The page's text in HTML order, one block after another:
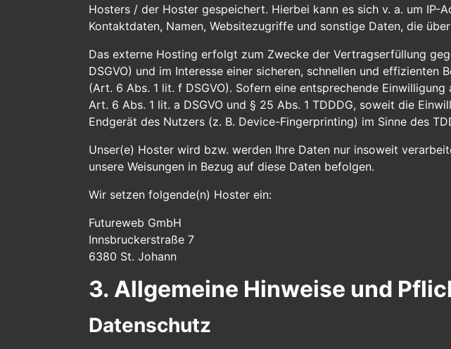
Hosters / der Hoster gespeichert. Hierbei kann es sich v. a. um IP-
Kontaktdaten, Namen, Websitezugriffe und sonstige Daten, die
Das externe Hosting erfolgt zum Zwecke der Vertragserfüllung
DSGVO) und im Interesse einer sicheren, schnellen und
(Art. 6 Abs. 1 lit. f DSGVO). Sofern eine entsprechende
Art. 6 Abs. 1 lit. a DSGVO und § 25 Abs. 1 TDDDG, soweit die
Endgerät des Nutzers (z. B. Device-Fingerprinting) im Sinne des
Unser(e) Hoster wird bzw. werden Ihre Daten nur insoweit
unsere Weisungen in Bezug auf diese Daten befolgen.
Wir setzen folgende(n) Hoster ein:
Futureweb GmbH
Innsbruckerstraße 7
6380 St. Johann
3. Allgemeine Hinweise und
Datenschutz